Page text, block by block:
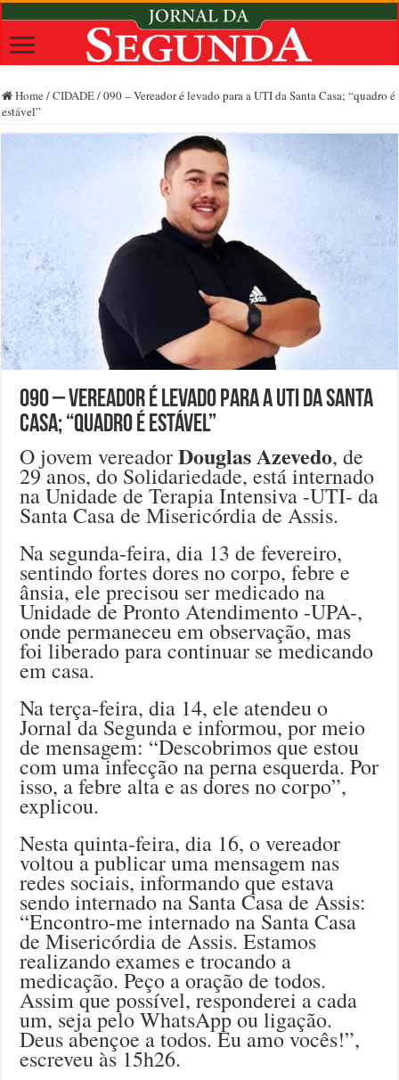
Home /CIDADE/090 – Vereador é levado para a UTI da Santa Casa; “quadro é
estável”
090 – Vereador é levado para a UTI da Santa
Casa; “quadro é estável”
O jovem vereadorDouglas Azevedo, de
29 anos, do Solidariedade, está internado
na Unidade de Terapia Intensiva -UTI- da
Santa Casa de Misericórdia de Assis.
Na segunda-feira, dia 13 de fevereiro,
sentindo fortes dores no corpo, febre e
ânsia, ele precisou ser medicado na
Unidade de Pronto Atendimento -UPA-,
onde permaneceu em observação, mas
foi liberado para continuar se medicando
em casa.
Na terça-feira, dia 14, ele atendeu o
Jornal da Segunda e informou, por meio
de mensagem: “Descobrimos que estou
com uma infecção na perna esquerda. Por
isso, a febre alta e as dores no corpo”,
explicou.
Nesta quinta-feira, dia 16, o vereador
voltou a publicar uma mensagem nas
redes sociais, informando que estava
sendo internado na Santa Casa de Assis:
“Encontro-me internado na Santa Casa
de Misericórdia de Assis. Estamos
realizando exames e trocando a
medicação. Peço a oração de todos.
Assim que possível, responderei a cada
um, seja pelo WhatsApp ou ligação.
Deus abençoe a todos. Eu amo vocês!”,
escreveu às 15h26.